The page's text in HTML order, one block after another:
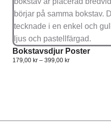
Bokstavsdjur Poster
179,00 kr – 399,00 kr